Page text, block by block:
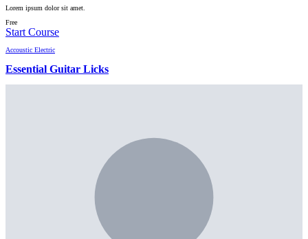
Lorem ipsum dolor sit amet.
Free
Start Course
Accoustic Electric
Essential Guitar Licks